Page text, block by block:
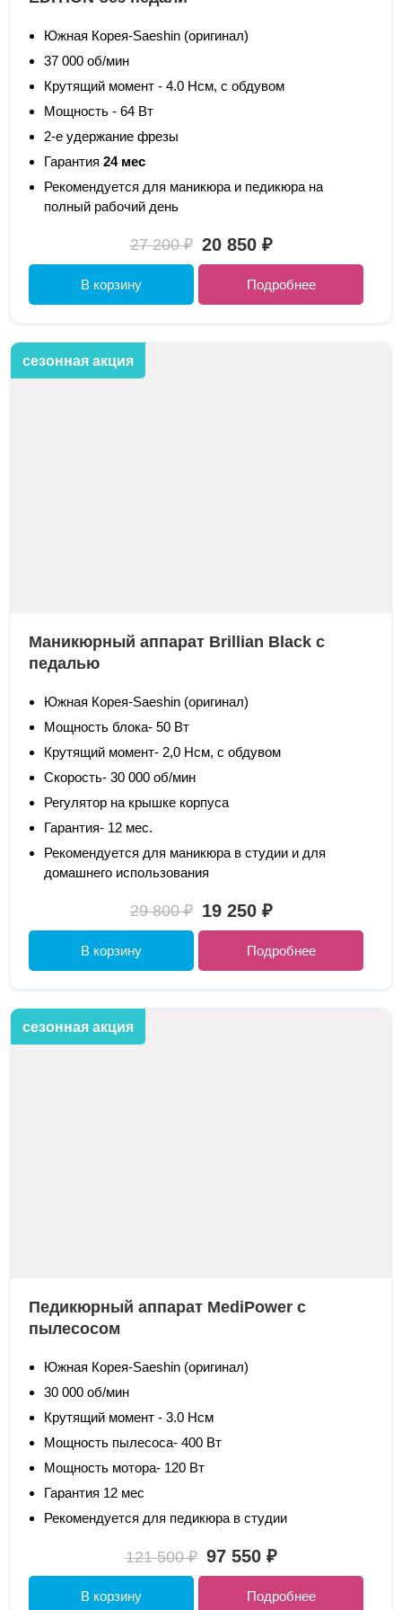
Южная Корея-Saeshin (оригинал)
37 000 об/мин
Крутящий момент - 4.0 Нсм, с обдувом
Мощность - 64 Вт
2-е удержание фрезы
Гарантия24 мес
Рекомендуется для маникюра и педикюра на
полный рабочий день
27 200 ₽ 20 850 ₽
В корзину Подробнее
сезонная акция
Маникюрный аппарат Brillian Black с
педалью
Южная Корея-Saeshin (оригинал)
Мощность блока- 50 Вт
Крутящий момент- 2,0 Нсм, с обдувом
Скорость- 30 000 об/мин
Регулятор на крышке корпуса
Гарантия- 12 мес.
Рекомендуется для маникюра в студии и для
домашнего использования
29 800 ₽ 19 250 ₽
В корзину Подробнее
сезонная акция
Педикюрный аппарат MediPower с
пылесосом
Южная Корея-Saeshin (оригинал)
30 000 об/мин
Крутящий момент - 3.0 Нсм
Мощность пылесоса- 400 Вт
Мощность мотора- 120 Вт
Гарантия 12 мес
Рекомендуется для педикюра в студии
121 500 ₽ 97 550 ₽
В корзину Подробнее